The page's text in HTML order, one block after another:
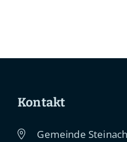
Kontakt
Gemeinde Steinach